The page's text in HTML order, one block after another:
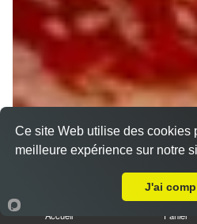
Accueil Panier
Ce site Web utilise des cookies
meilleure expérience sur notre
J'ai